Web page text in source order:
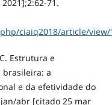
71.
ciaiq2018/article/view/
Estrutura e
brasileira: a
e da efetividade do
abr [citado 25 mar